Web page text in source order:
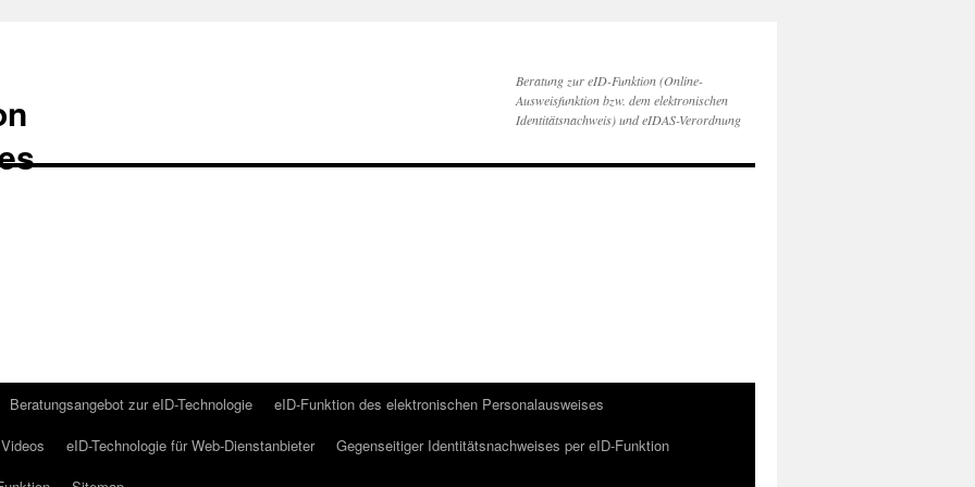
Beratung zur eID-Funktion (Online-
Ausweisfunktion bzw. dem elektronischen
Identitätsnachweis) und eIDAS-Verordnung
Beratungsangebot zur eID-Technologie
eID-Funktion des elektronischen Personalausweises
Videos eID-Technologie für Web-Dienstanbieter
Gegenseitiger Identitätsnachweises per eID-Funktion